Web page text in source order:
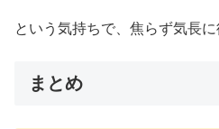
という気持ちで、焦らず気長に
まとめ